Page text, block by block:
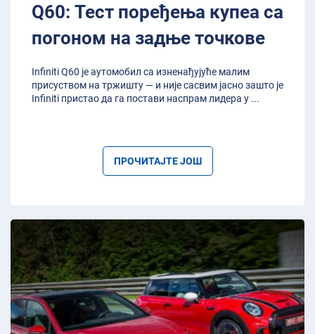
Q60: Тест поређења купеа са
погоном на задње точкове
Infiniti Q60 је аутомобил са изненађујуће малим
присуством на тржишту — и није сасвим јасно зашто је
Infiniti пристао да га постави наспрам лидера у ...
ПРОЧИТАЈТЕ ЈОШ